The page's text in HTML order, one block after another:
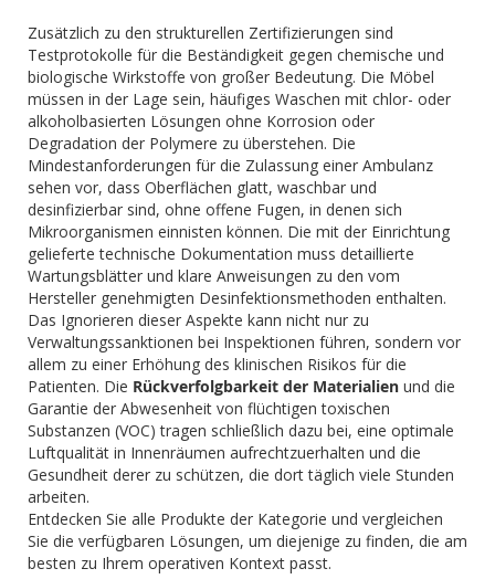
Zusätzlich zu den strukturellen Zertifizierungen sind
Testprotokolle für die Beständigkeit gegen chemische und
biologische Wirkstoffe von großer Bedeutung. Die Möbel
müssen in der Lage sein, häufiges Waschen mit chlor- oder
alkoholbasierten Lösungen ohne Korrosion oder
Degradation der Polymere zu überstehen. Die
Mindestanforderungen für die Zulassung einer Ambulanz
sehen vor, dass Oberflächen glatt, waschbar und
desinfizierbar sind, ohne offene Fugen, in denen sich
Mikroorganismen einnisten können. Die mit der Einrichtung
gelieferte technische Dokumentation muss detaillierte
Wartungsblätter und klare Anweisungen zu den vom
Hersteller genehmigten Desinfektionsmethoden enthalten.
Das Ignorieren dieser Aspekte kann nicht nur zu
Verwaltungssanktionen bei Inspektionen führen, sondern vor
allem zu einer Erhöhung des klinischen Risikos für die
Patienten. Die Rückverfolgbarkeit der Materialien und die
Garantie der Abwesenheit von flüchtigen toxischen
Substanzen (VOC) tragen schließlich dazu bei, eine optimale
Luftqualität in Innenräumen aufrechtzuerhalten und die
Gesundheit derer zu schützen, die dort täglich viele Stunden
arbeiten.
Entdecken Sie alle Produkte der Kategorie und vergleichen
Sie die verfügbaren Lösungen, um diejenige zu finden, die am
besten zu Ihrem operativen Kontext passt.